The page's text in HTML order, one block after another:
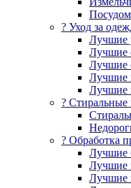
? Уход за
Лучшие
Лучшие
Лучшие
Лучшие
Лучшие
?
? Обработка
Лучшие
Лучшие
Лучшие